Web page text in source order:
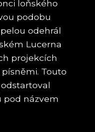
loňského
podobu
odehrál
Lucerna
projekcích
Touto
pod názvem